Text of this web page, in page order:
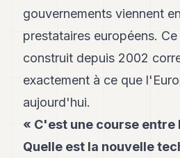
POLITIQUE
IMMOBILIER
EQUITY
SPORT
gouvernements viennent
prestataires européens.
construit depuis 2002
exactement à ce que
aujourd'hui.
« C'est une course entre
Quelle est la nouvelle